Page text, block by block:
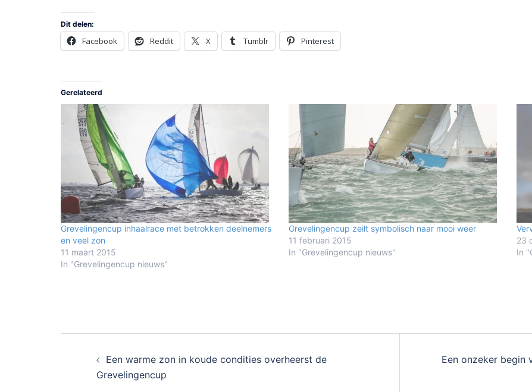
Dit delen:
Facebook Reddit X Tumblr Pinterest
Gerelateerd
Grevelingencup inhaalrace met betrokken deelnemers
en veel zon
11 maart 2015
In "Grevelingencup nieuws"
Grevelingencup zeilt symbolisch naar mooi weer
11 februari 2015
In "Grevelingencup nieuws"
23
In
Bericht
navigatie
Een warme zon in koude condities overheerst de
Grevelingencup
Een onzeker begin